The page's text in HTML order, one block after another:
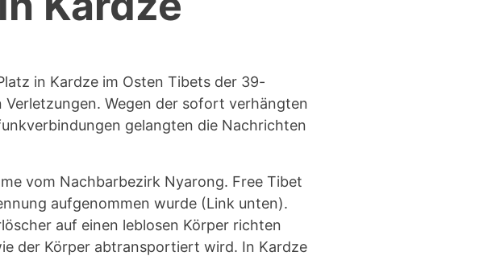
in Kardze im Osten Tibets der 39-
Wegen der sofort verhängten
gelangten die Nachrichten
vom Nachbarbezirk Nyarong. Free Tibet
aufgenommen wurde (Link unten).
auf einen leblosen Körper richten
der Körper abtransportiert wird. In Kardze